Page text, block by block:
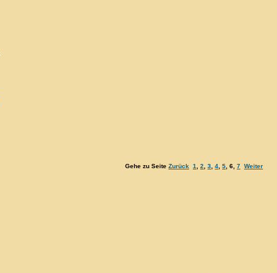
Gehe zu Seite Zurück 1 2 3 4 5 6 7 Weiter